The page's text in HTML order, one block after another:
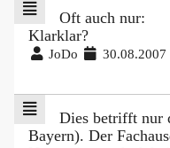
Oft auch nur:
Klarklar?
JoDo 30.08.2007
Dies betrifft nur
Bayern). Der